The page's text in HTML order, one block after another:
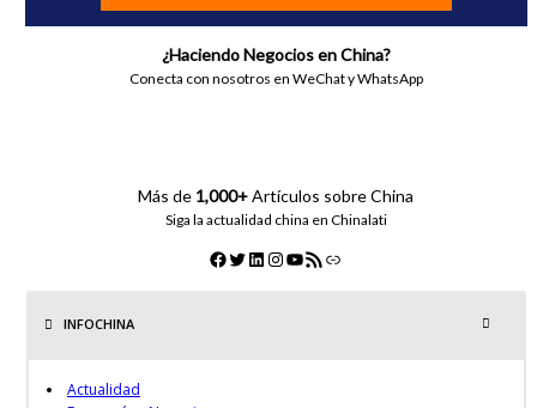
¿Haciendo Negocios en China?
Conecta con nosotros en WeChat y WhatsApp
Más de 1,000+Artículos sobre China
Siga la actualidad china en Chinalati
INFOCHINA
Actualidad